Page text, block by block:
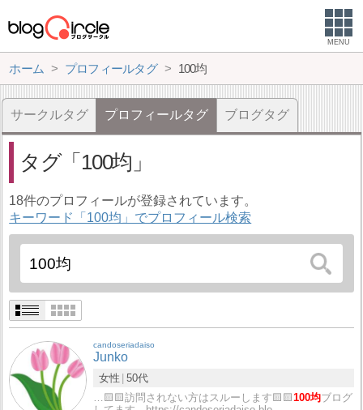
MENU
ホーム プロフィールタグ 100均
サークルタグ プロフィールタグ ブログタグ
タグ 100均
18件のプロフィールが登録されています。
キーワード「100均」でプロフィール検索
candoseriadaiso
Junko
女性 50代
…🟨🟨訪問されない方はスルーします🟨🟨100均ブログ